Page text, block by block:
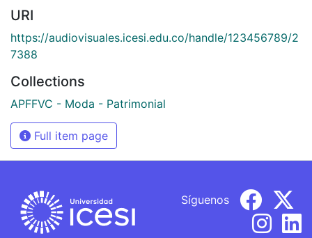
URI
https://audiovisuales.icesi.edu.co/handle/123456789/2
7388
Collections
APFFVC - Moda - Patrimonial
Full item page
Síguenos